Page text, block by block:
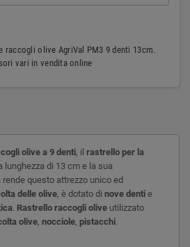
raccogli olive AgriVal PM3 9 denti 13cm.
vari in vendita online
olive a 9 denti, il rastrello per la
lunghezza di 13 cm e la sua
rende questo attrezzo unico ed
delle olive, è dotato di nove denti e
. Rastrello raccogli olive utilizzato
olive, nocciole, pistacchi.